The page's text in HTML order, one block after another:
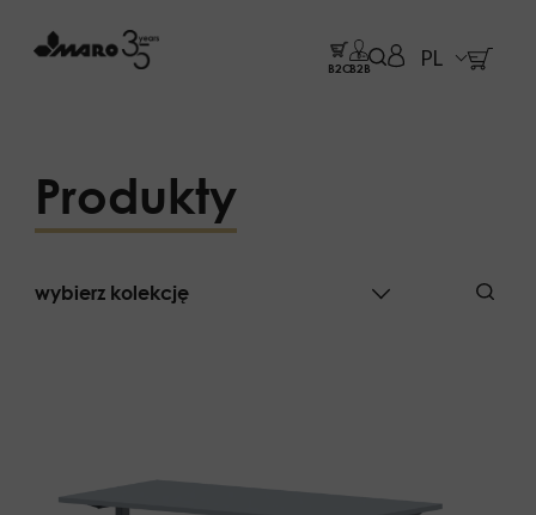
B2CB2B PL
Produkty
wybierz kolekcję